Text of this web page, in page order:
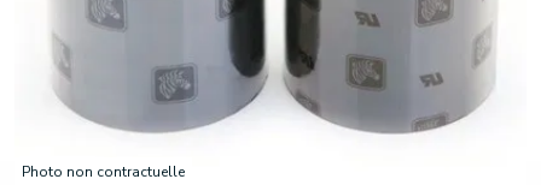
Photo non contractuelle